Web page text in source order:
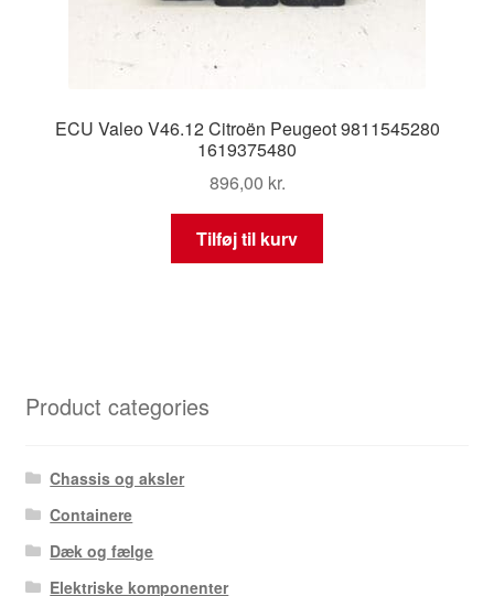
ECU Valeo V46.12 Citroën Peugeot 9811545280
1619375480
896,00 kr.
Tilføj til kurv
Product categories
Chassis og aksler
Containere
Dæk og fælge
Elektriske komponenter